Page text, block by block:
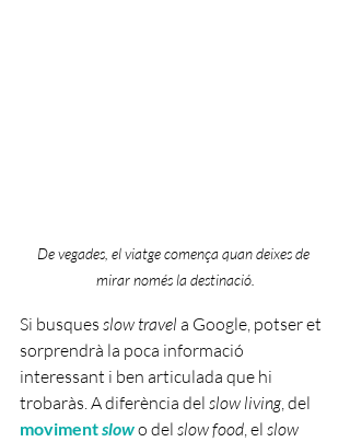
De vegades, el viatge comença quan deixes de
mirar només la destinació.
Si busques slow travel a Google, potser et
sorprendrà la poca informació
interessant i ben articulada que hi
trobaràs. A diferència del slow living, del
moviment slow o del slow food , el slow